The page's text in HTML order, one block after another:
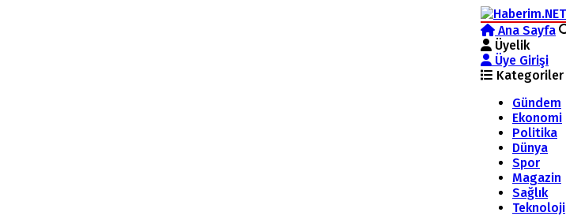
Ana Sayfa
Üyelik
Üye Girişi
Kategoriler
Gündem
Ekonomi
Politika
Dünya
Spor
Magazin
Sağlık
Teknoloji